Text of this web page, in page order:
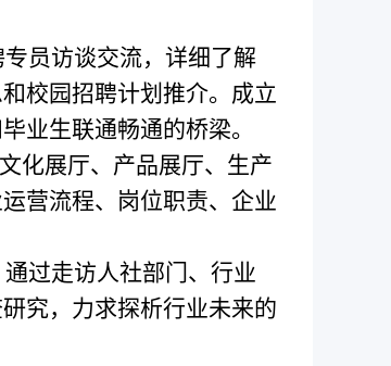
员访谈交流，详细了解
校园招聘计划推介。成立
业生联通畅通的桥梁。
化展厅、产品展厅、生产
营流程、岗位职责、企业
过走访人社部门、行业
究，力求探析行业未来的